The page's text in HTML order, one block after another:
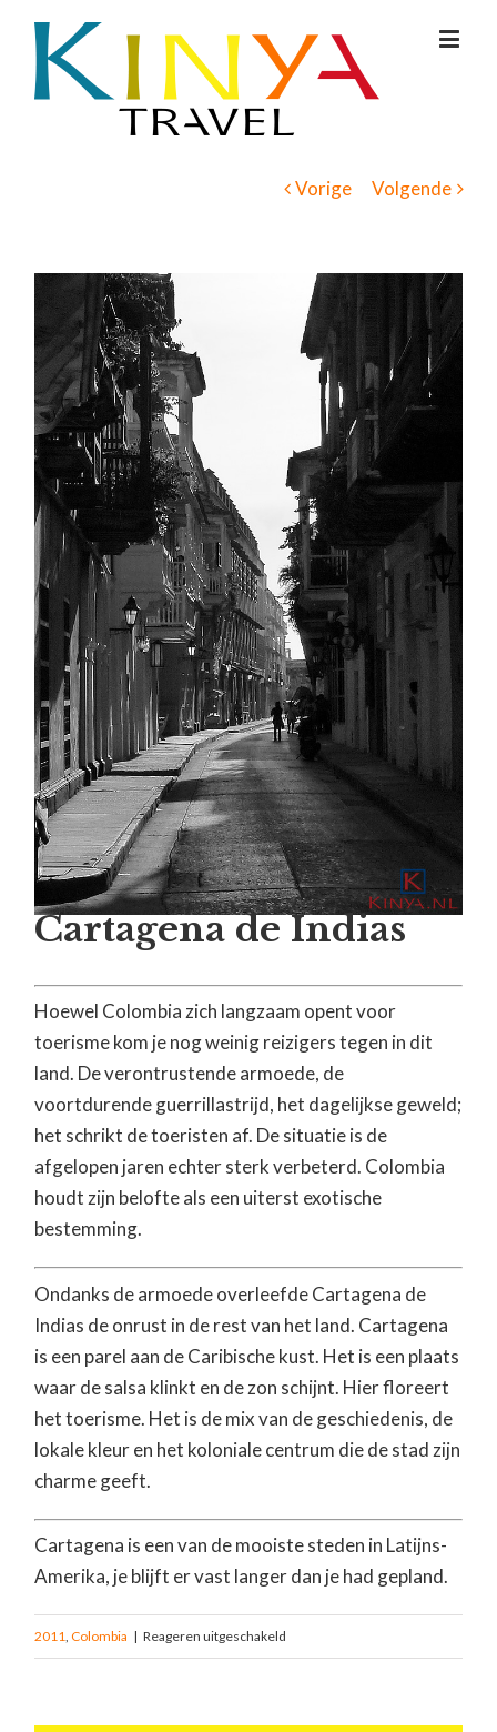
Vorige Volgende
Cartagena de Indias
Hoewel Colombia zich langzaam opent voor
toerisme kom je nog weinig reizigers tegen in dit
land. De verontrustende armoede, de
voortdurende guerrillastrijd, het dagelijkse geweld;
het schrikt de toeristen af. De situatie is de
afgelopen jaren echter sterk verbeterd. Colombia
houdt zijn belofte als een uiterst exotische
bestemming.
Ondanks de armoede overleefde Cartagena de
Indias de onrust in de rest van het land. Cartagena
is een parel aan de Caribische kust. Het is een plaats
waar de salsa klinkt en de zon schijnt. Hier floreert
het toerisme. Het is de mix van de geschiedenis, de
lokale kleur en het koloniale centrum die de stad zijn
charme geeft.
Cartagena is een van de mooiste steden in Latijns-
Amerika, je blijft er vast langer dan je had gepland.
2011, Colombia | Reageren uitgeschakeld